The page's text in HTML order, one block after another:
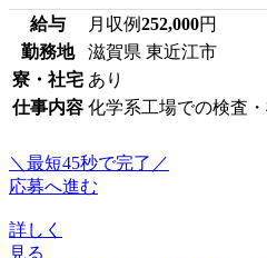
給与 月収例252,000円
勤務地
滋賀県 東近江市
寮・社宅 あり
仕事内容 化学系工場での検査
＼最短45秒で完了／
応募へ進む
詳しく
見る